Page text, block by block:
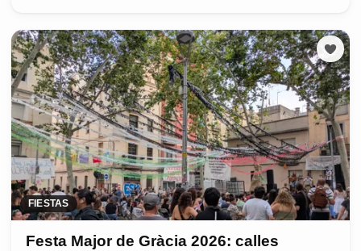
FIESTAS
Festa Major de Gràcia 2026: calles